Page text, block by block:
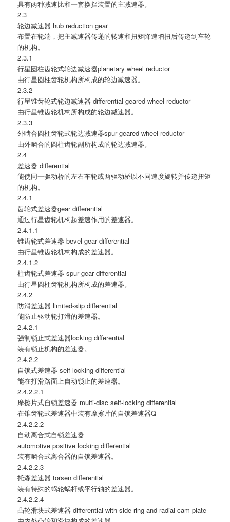
具有两种减速比和一套换挡装置的主减速器。
2.3
轮边减速器 hub reduction gear
布置在轮端，把主减速器传递的转速和扭矩降速增扭后传递到车轮
的机构。
2.3.1
行星圆柱齿轮式轮边减速器planetary wheel reductor
由行星圆柱齿轮机构所构成的轮边减速器。
2.3.2
行星锥齿轮式轮边减速器 differential geared wheel reductor
由行星锥齿轮机构所构成的轮边减速器。
2.3.3
外啮合圆柱齿轮式轮边减速器spur geared wheel reductor
由外啮合的圆柱齿轮副所构成的轮边减速器。
2.4
差速器 differential
能使同一驱动桥的左右车轮或两驱动桥以不同速度旋转并传递扭矩
的机构。
2.4.1
齿轮式差速器gear differential
通过行星齿轮机构起差速作用的差速器。
2.4.1.1
锥齿轮式差速器 bevel gear differential
由行星锥齿轮机构构成的差速器。
2.4.1.2
柱齿轮式差速器 spur gear differential
由行星圆柱齿轮机构所构成的差速器。
2.4.2
防滑差速器 limited-slip differential
能防止驱动轮打滑的差速器。
2.4.2.1
强制锁止式差速器locking differential
装有锁止机构的差速器。
2.4.2.2
自锁式差速器 self-locking differential
能在打滑路面上自动锁止的差速器。
2.4.2.2.1
摩擦片式自锁差速器 multi-disc self-locking differential
在锥齿轮式差速器中装有摩擦片的自锁差速器Q
2.4.2.2.2
自动离合式自锁差速器
automotive positive locking differential
装有啮合式离合器的自锁差速器。
2.4.2.2.3
托森差速器 torsen differential
装有特殊的蜗轮蜗杆或平行轴的差速器。
2.4.2.2.4
凸轮滑块式差速器 differential with side ring and radial cam plate